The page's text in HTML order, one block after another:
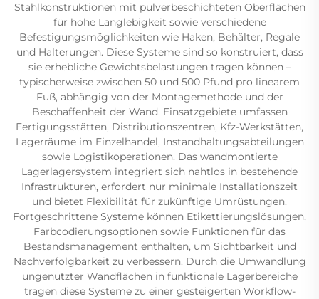
Stahlkonstruktionen mit pulverbeschichteten Oberflächen
für hohe Langlebigkeit sowie verschiedene
Befestigungsmöglichkeiten wie Haken, Behälter, Regale
und Halterungen. Diese Systeme sind so konstruiert, dass
sie erhebliche Gewichtsbelastungen tragen können –
typischerweise zwischen 50 und 500 Pfund pro linearem
Fuß, abhängig von der Montagemethode und der
Beschaffenheit der Wand. Einsatzgebiete umfassen
Fertigungsstätten, Distributionszentren, Kfz-Werkstätten,
Lagerräume im Einzelhandel, Instandhaltungsabteilungen
sowie Logistikoperationen. Das wandmontierte
Lagerlagersystem integriert sich nahtlos in bestehende
Infrastrukturen, erfordert nur minimale Installationszeit
und bietet Flexibilität für zukünftige Umrüstungen.
Fortgeschrittene Systeme können Etikettierungslösungen,
Farbcodierungsoptionen sowie Funktionen für das
Bestandsmanagement enthalten, um Sichtbarkeit und
Nachverfolgbarkeit zu verbessern. Durch die Umwandlung
ungenutzter Wandflächen in funktionale Lagerbereiche
tragen diese Systeme zu einer gesteigerten Workflow-